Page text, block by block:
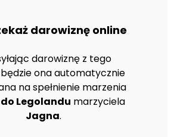
darowiznę online
darowiznę z tego
ona automatycznie
na spełnienie marzenia
Legolandu marzyciela
Jagna.